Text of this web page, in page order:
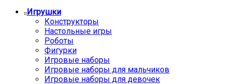
Игрушки
Конструкторы
Настольные игры
Роботы
Фигурки
Игровые наборы
Игровые наборы для мальчиков
Игровые наборы для девочек